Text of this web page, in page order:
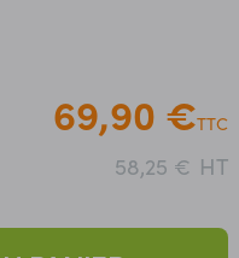
2 kΩ - 5 x résistances
x 2 lignes - 1 x carte
pour
50 kΩ - 4 x
capuchons ronds - 1 x
5 Vcc - 1 x buzzer
69,90 €TTC
58,25 € HT